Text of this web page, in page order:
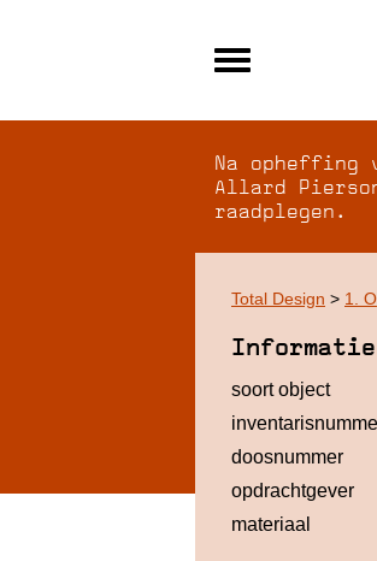
Over WCI
Inloggen
Na opheffing
Allard
raadplegen.
Total Design > 1.
soort object
doosnummer
opdrachtgever
materiaal